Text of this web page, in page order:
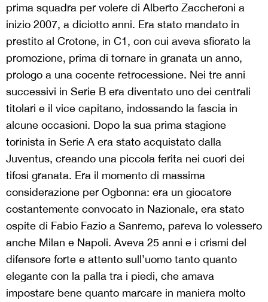
prima squadra per volere di Alberto Zaccheroni a
inizio 2007, a diciotto anni. Era stato mandato in
prestito al Crotone, in C1, con cui aveva sfiorato la
promozione, prima di tornare in granata un anno,
prologo a una cocente retrocessione. Nei tre anni
successivi in Serie B era diventato uno dei centrali
titolari e il vice capitano, indossando la fascia in
alcune occasioni. Dopo la sua prima stagione
torinista in Serie A era stato acquistato dalla
Juventus, creando una piccola ferita nei cuori dei
tifosi granata. Era il momento di massima
considerazione per Ogbonna: era un giocatore
costantemente convocato in Nazionale, era stato
ospite di Fabio Fazio a Sanremo, pareva lo volessero
anche Milan e Napoli. Aveva 25 anni e i crismi del
difensore forte e attento sull’uomo tanto quanto
elegante con la palla tra i piedi, che amava
impostare bene quanto marcare in maniera molto